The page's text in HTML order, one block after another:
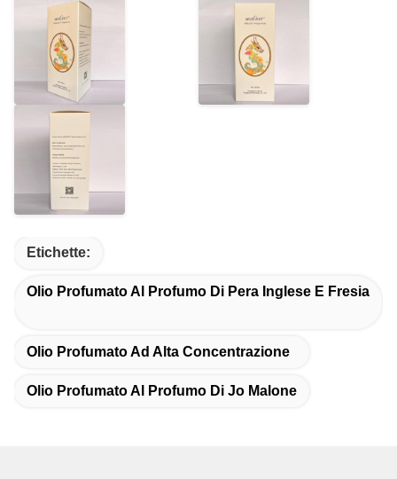
Etichette:
Olio Profumato Al Profumo Di Pera Inglese E Fresia
Olio Profumato Ad Alta Concentrazione
Olio Profumato Al Profumo Di Jo Malone